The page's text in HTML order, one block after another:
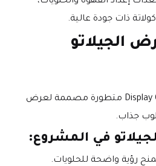
ذات جودة عالية.
جذاب.
في المشروع:
رؤية واضحة للحلويات.